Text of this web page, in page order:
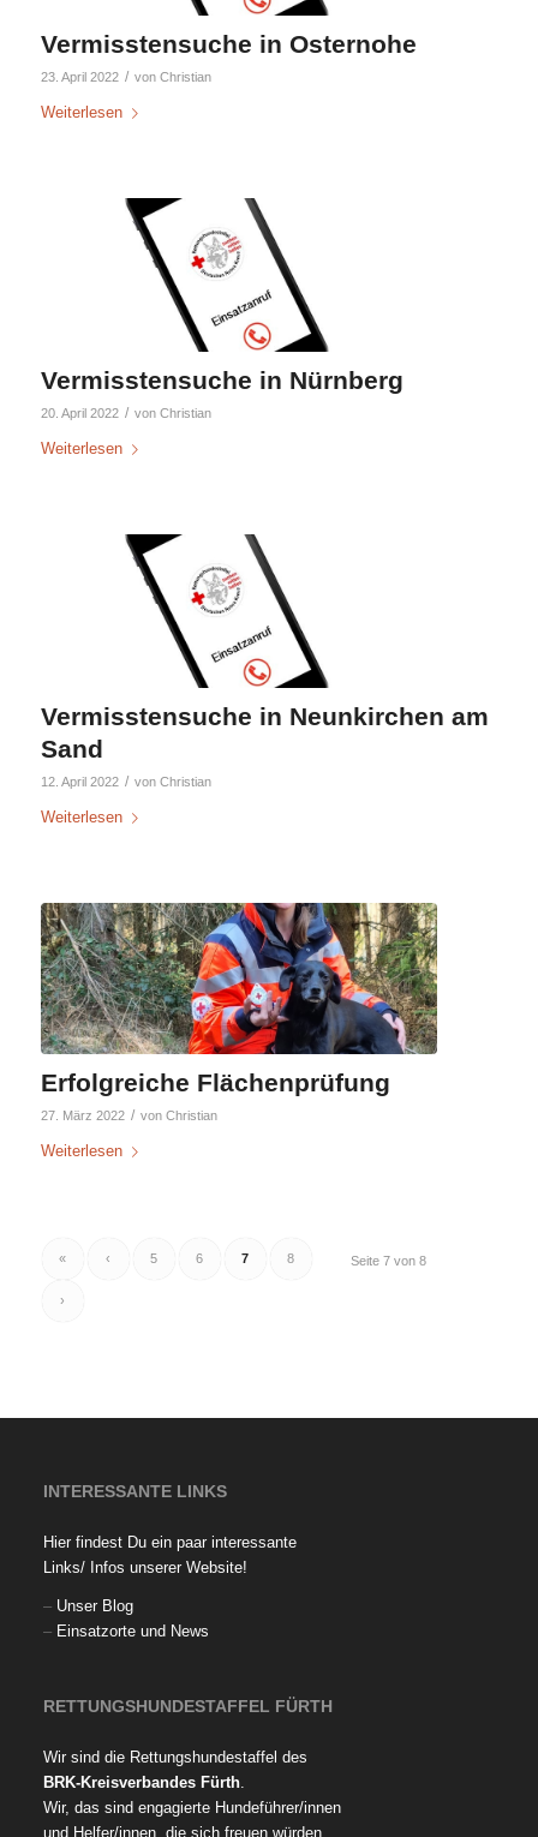
Vermisstensuche in Osternohe
23. April 2022 / von Christian
Weiterlesen
Vermisstensuche in Nürnberg
20. April 2022 / von Christian
Weiterlesen
Vermisstensuche in Neunkirchen am
Sand
12. April 2022 / von Christian
Weiterlesen
Erfolgreiche Flächenprüfung
27. März 2022 / von Christian
Weiterlesen
Seite 7 von 8
« ‹ 5 6 7 8
›
INTERESSANTE LINKS
Hier findest Du ein paar interessante
Links/ Infos unserer Website!
– Unser Blog
– Einsatzorte und News
RETTUNGSHUNDESTAFFEL FÜRTH
Wir sind die Rettungshundestaffel des
BRK-Kreisverbandes Fürth.
Wir, das sind engagierte Hundeführer/innen
und Helfer/innen, die sich freuen würden,